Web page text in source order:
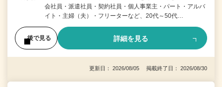
会社員・派遣社員・契約社員・個人事業主・パート・アルバ
イト・主婦（夫）・フリーターなど、20代～50代…
後で見る 詳細を見る
更新日： 2026/08/05 掲載終了日： 2026/08/30